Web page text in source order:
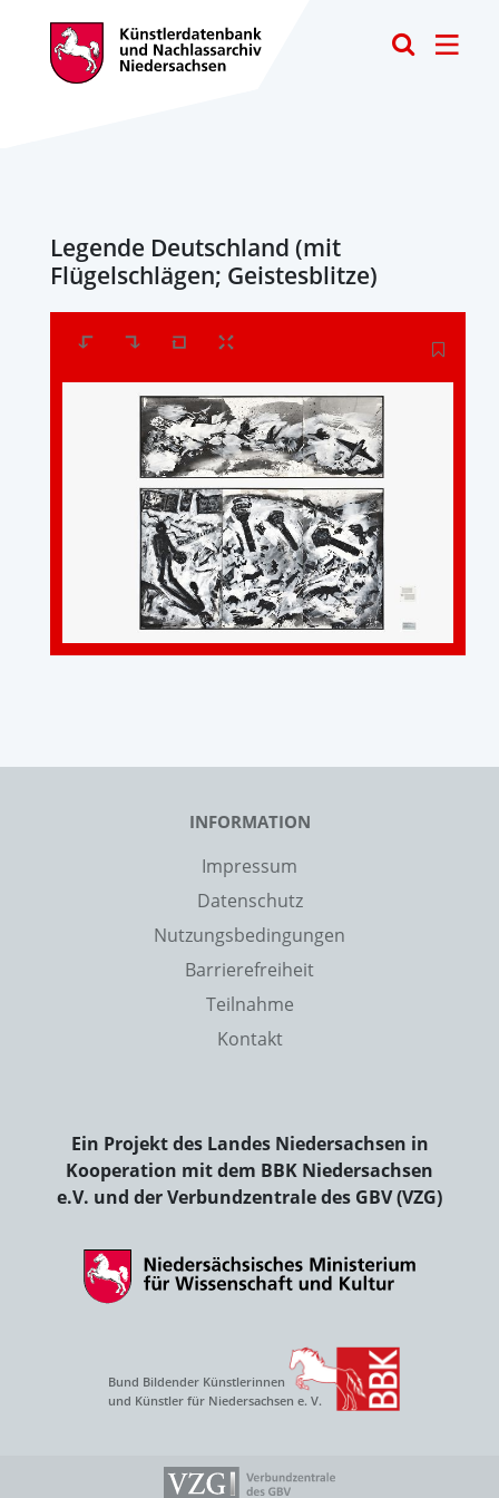
Legende Deutschland (mit
Flügelschlägen; Geistesblitze)
INFORMATION
Impressum
Datenschutz
Nutzungsbedingungen
Barrierefreiheit
Teilnahme
Kontakt
Ein Projekt des Landes Niedersachsen in
Kooperation mit dem BBK Niedersachsen
e.V. und der Verbundzentrale des GBV (VZG)
Bund Bildender Künstlerinnen
und Künstler für Niedersachsen e. V.